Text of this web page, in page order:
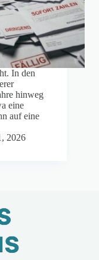
In den
hinweg
eine
auf eine
2026